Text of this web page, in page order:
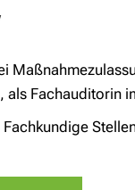
Fachauditorin